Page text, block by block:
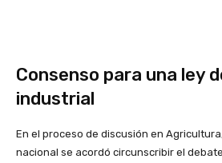
Consenso para una ley
industrial
En el proceso de discusión en
nacional se acordó circunscribir el